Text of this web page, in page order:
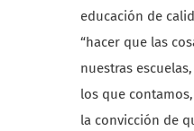
educación de
“hacer que las
nuestras
los que
la convicción de